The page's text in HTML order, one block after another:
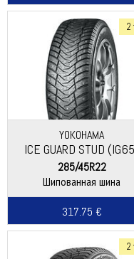
2
YOKOHAMA
ICE GUARD STUD
285/45R22
Шипованная шина
317.75 €
2